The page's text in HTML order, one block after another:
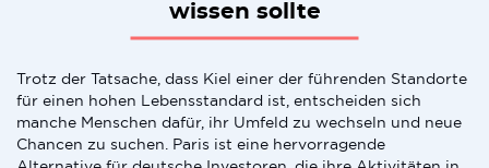
wissen sollte
Trotz der Tatsache, dass Kiel einer der führenden Standorte
für einen hohen Lebensstandard ist, entscheiden sich
manche Menschen dafür, ihr Umfeld zu wechseln und neue
Chancen zu suchen. Paris ist eine hervorragende